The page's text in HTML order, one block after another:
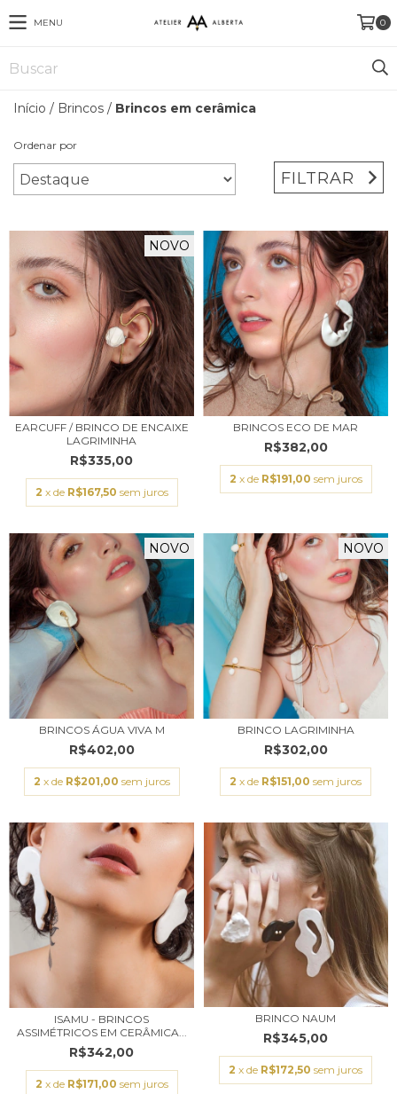
MENU 0
Início / Brincos / Brincos em cerâmica
Ordenar por
FILTRAR
NOVO
EARCUFF / BRINCO DE ENCAIXE
LAGRIMINHA
R$335,00
2 x de R$167,50 sem juros
BRINCOS ECO DE MAR
R$382,00
2 x de R$191,00 sem juros
NOVO
BRINCOS ÁGUA VIVA M
R$402,00
2 x de R$201,00 sem juros
NOVO
BRINCO LAGRIMINHA
R$302,00
2 x de R$151,00 sem juros
ISAMU - BRINCOS
ASSIMÉTRICOS EM CERÂMICA...
R$342,00
2 x de R$171,00 sem juros
BRINCO NAUM
R$345,00
2 x de R$172,50 sem juros